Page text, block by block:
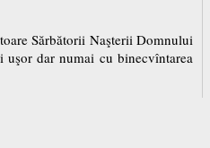
Sărbătorii Naşterii Domnului
dar numai cu binecvîntarea